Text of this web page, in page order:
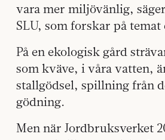
vara mer miljövänlig,
SLU, som forskar på
På en ekologisk gård
som kväve, i våra vatten,
stallgödsel, spillning från
gödning.
Men när Jordbruksverket